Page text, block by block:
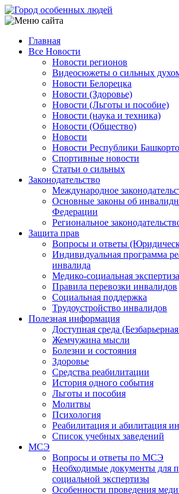
Перейти
к
содержанию
Main
navigation
Главная
Все Новости
Новости регионов
Видеосюжеты о сильных
Новости Белорецка
Новости (Здоровье)
Новости (Льготы и пособие)
Новости (наука и техника)
Новости (Общество)
Новости
Новости Республики
Спортивные новости
Статьи о сильных
Законодательство
Международное
Основные законы об
Федерации
Региональное
Защита прав
Вопросы и ответы
Индивидуальная программа
инвалида
Медико-социальная экспертиза
Правила перевозки инвалидов
Социальная поддержка
Трудоустройство инвалидов
Полезная информация
Доступная среда
Жемчужина мысли
Болезни и состояния
Здоровье
Средства реабилитации
История одного события
Льготы и пособия
Молитвы
Психология
Реабилитация и абилитация
Список учебных заведений
МСЭ
Вопросы и ответы по МСЭ
Необходимые документы для
социальной экспертизы
Особенности проведения